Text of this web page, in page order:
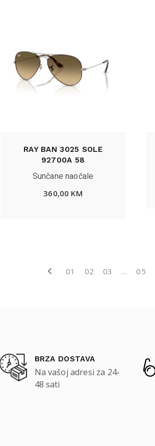
RAY BAN 3025 SOLE
92700A 58
Sunčane naočale
360,00 KM
01 02 03 … 05
BRZA DOSTAVA
Na vašoj adresi za 24-
48 sati